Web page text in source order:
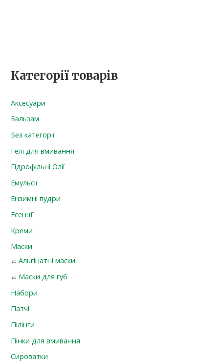
Категорії товарів
Аксесуари
Бальзам
Без категорії
Гелі для вмивання
Гідрофільні Олії
Емульсії
Ензимні пудри
Есенції
Креми
Маски
Альгінатні маски
Маски для губ
Набори
Патчі
Пілінги
Пінки для вмивання
Сироватки